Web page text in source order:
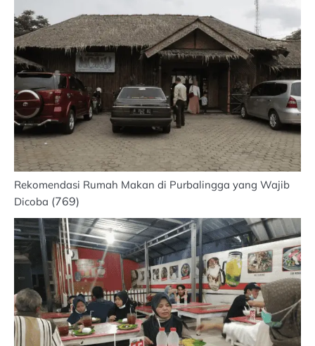
Rekomendasi Rumah Makan di Purbalingga yang Wajib
Dicoba (769)